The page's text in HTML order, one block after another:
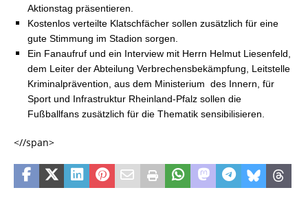
Aktionstag präsentieren.
Kostenlos verteilte Klatschfächer sollen zusätzlich für eine
gute Stimmung im Stadion sorgen.
Ein Fanaufruf und ein Interview mit Herrn Helmut Liesenfeld,
dem Leiter der Abteilung Verbrechensbekämpfung, Leitstelle
Kriminalprävention, aus dem Ministerium des Innern, für
Sport und Infrastruktur Rheinland-Pfalz sollen die
Fußballfans zusätzlich für die Thematik sensibilisieren.
<//span>